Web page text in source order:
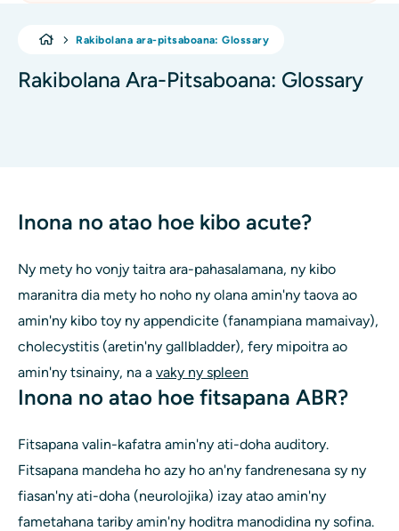
Rakibolana ara-pitsaboana: Glossary
Rakibolana Ara-Pitsaboana: Glossary
Inona no atao hoe kibo acute?
Ny mety ho vonjy taitra ara-pahasalamana, ny kibo
maranitra dia mety ho noho ny olana amin'ny taova ao
amin'ny kibo toy ny appendicite (fanampiana mamaivay),
cholecystitis (aretin'ny gallbladder), fery mipoitra ao
amin'ny tsinainy, na a vaky ny spleen
Inona no atao hoe fitsapana ABR?
Fitsapana valin-kafatra amin'ny ati-doha auditory.
Fitsapana mandeha ho azy ho an'ny fandrenesana sy ny
fiasan'ny ati-doha (neurolojika) izay atao amin'ny
fametahana tariby amin'ny hoditra manodidina ny sofina.